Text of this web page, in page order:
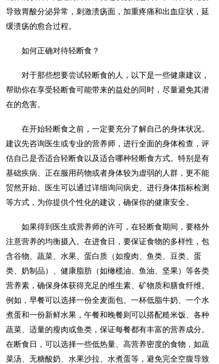
导致胃酸分泌异常，刺激溃疡面，加重疼痛和出血症状，延
缓溃疡的愈合过程。
如何正确对待轻断食？
对于那些想要尝试轻断食的人，以下是一些健康建议，
帮助你在享受轻断食可能带来的益处的同时，尽量避免其潜
在的危害。
在开始轻断食之前，一定要充分了解自己的身体状况。
建议先咨询医生或专业的营养师，进行全面的身体检查，评
估自己是否适合轻断食以及适合哪种轻断食方式。特别是有
基础疾病、正在服用药物或者身体较为虚弱的人群，更不能
贸然开始。医生可以通过详细询问病史、进行身体指标检测
等方式，为你提供个性化的建议，确保你的健康安全。
如果得到医生或营养师的许可，在轻断食期间，要格外
注意营养的均衡摄入。在进食日，要保证食物的多样性，包
含谷物、蔬菜、水果、蛋白质（如瘦肉、鱼类、豆类、蛋
类、奶制品）、健康脂肪（如橄榄油、鱼油、坚果）等各类
营养素，确保身体获得充足的维生素、矿物质和膳食纤维。
例如，早餐可以选择一份全麦面包、一杯低脂牛奶、一个水
煮蛋和一份新鲜水果，午餐和晚餐则可以搭配糙米饭、各种
蔬菜、适量的瘦肉或鱼类，保证每餐都有丰富的营养成分。
在断食日，可以选择一些低热量、高营养密度的食物，如蔬
菜汤、无糖酸奶、水果沙拉、水煮蛋等，避免完全空腹导致